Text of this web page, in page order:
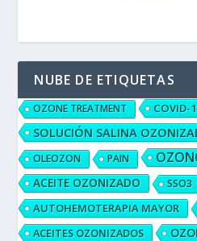
NUBE DE ETIQUETAS
OZONE TREATMENT COVID-
SOLUCIÓN SALINA
OLEOZON
PAIN
ACEITE OZONIZADO SSO3
AUTOHEMOTERAPIA MAYOR
ACEITES OZONIZADOS